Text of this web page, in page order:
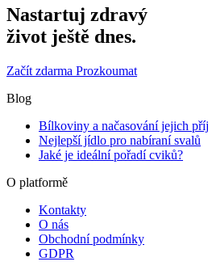
Nastartuj zdravý
život ještě dnes.
Začít zdarma Prozkoumat
Blog
Bílkoviny a načasování jejich
Nejlepší jídlo pro nabíraní svalů
Jaké je ideální pořadí cviků?
O platformě
Kontakty
O nás
Obchodní podmínky
GDPR